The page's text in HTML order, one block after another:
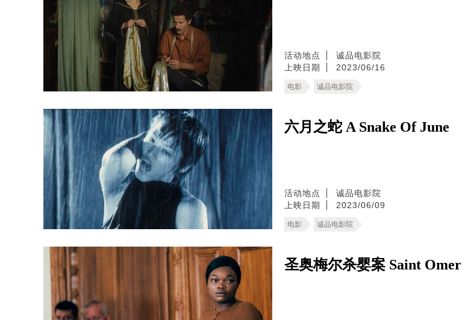
活动地点
诚品电影院
上映日期
2023/06/16
电影 诚品电影院
六月之蛇 A Snake Of June
活动地点
诚品电影院
上映日期
2023/06/09
电影 诚品电影院
圣奥梅尔杀婴案 Saint Omer